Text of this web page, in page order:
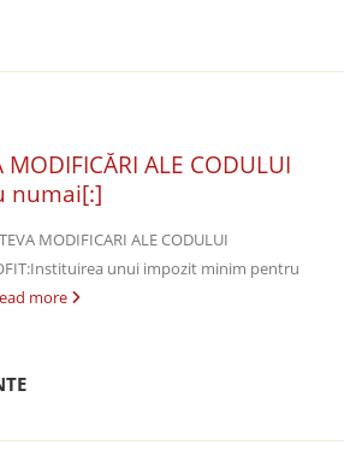
MODIFICĂRI ALE CODULUI
numai[:]
MODIFICARI ALE CODULUI
unui impozit minim pentru
more